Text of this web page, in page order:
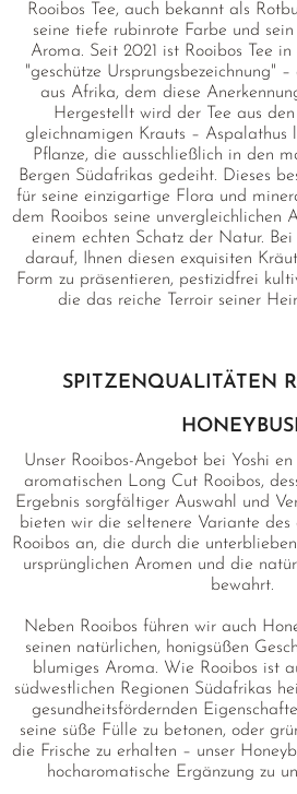
Rooibos Tee, auch bekannt als
seine tiefe rubinrote Farbe und
Aroma. Seit 2021 ist Rooibos Tee
"geschütze Ursprungsbezeichnung"
aus Afrika, dem diese
Hergestellt wird der Tee aus
gleichnamigen Krauts – Aspalathus
Pflanze, die ausschließlich in den
Bergen Südafrikas gedeiht. Dieses
für seine einzigartige Flora und
dem Rooibos seine unvergleichlichen
einem echten Schatz der Natur.
darauf, Ihnen diesen exquisiten
Form zu präsentieren, pestizidfrei
die das reiche Terroir seiner
SPITZENQUALITÄTEN
Unser Rooibos-Angebot bei Yoshi
aromatischen Long Cut Rooibos,
Ergebnis sorgfältiger Auswahl und
bieten wir die seltenere Variante des
Rooibos an, die durch die
ursprünglichen Aromen und die
bewahrt.
Neben Rooibos führen wir auch
seinen natürlichen, honigsüßen
blumiges Aroma. Wie Rooibos ist
südwestlichen Regionen Südafrikas
gesundheitsfördernden
seine süße Fülle zu betonen, oder
die Frische zu erhalten – unser
hocharomatische Ergänzung zu